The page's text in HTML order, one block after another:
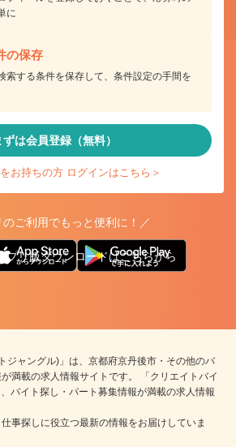
に
の保存
索する条件を保存して、条件設定の手間を
ずは会員登録（無料）
お持ちの方 ログインはこちら＞
のご利用でもっと便利に！／
プリ版ダウンロードはこちらから
ジャングル)」は、京都府京丹後市・その他のバ
満載の求人情報サイトです。 「クリエイトバイ
バイト探し・パート募集情報が満載の求人情報
事探しに役立つ最新の情報をお届けしていま